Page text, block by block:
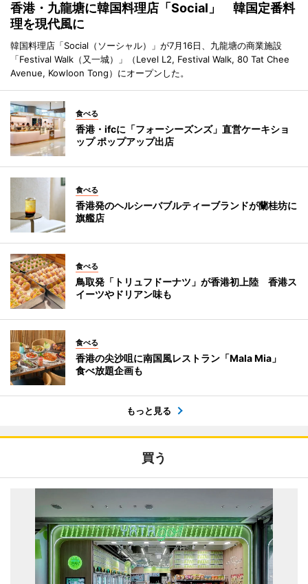
香港・九龍塘に韓国料理店「Social」 韓国定番料
理を現代風に
韓国料理店「Social（ソーシャル）」が7月16日、九龍塘の商業施設
「Festival Walk（又一城）」（Level L2, Festival Walk, 80 Tat Chee
Avenue, Kowloon Tong）にオープンした。
食べる
香港・ifcに「フォーシーズンズ」直営ケーキショ
ップ ポップアップ出店
食べる
香港発のヘルシーバブルティーブランドが蘭桂坊に
旗艦店
食べる
鳥取発「トリュフドーナツ」が香港初上陸 香港ス
イーツやドリアン味も
食べる
香港の尖沙咀に南国風レストラン「Mala Mia」
食べ放題企画も
もっと見る
買う